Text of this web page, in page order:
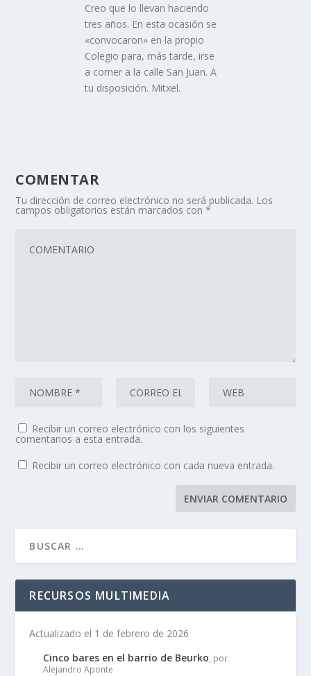
Creo que lo llevan haciendo
tres años. En esta ocasión se
«convocaron» en la propio
Colegio para, más tarde, irse
a comer a la calle San Juan. A
tu disposición. Mitxel.
COMENTAR
Tu dirección de correo electrónico no será publicada. Los
campos obligatorios están marcados con*
Recibir un correo electrónico con los siguientes
comentarios a esta entrada.
Recibir un correo electrónico con cada nueva entrada.
RECURSOS MULTIMEDIA
Actualizado el 1 de febrero de 2026
Cinco bares en el barrio de Beurko, por
Alejandro Aponte